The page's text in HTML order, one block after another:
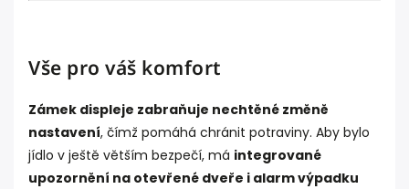
Vše pro váš komfort
Zámek displeje zabraňuje nechtěné změně
nastavení, čímž pomáhá chránit potraviny. Aby bylo
jídlo v ještě větším bezpečí, má integrované
upozornění na otevřené dveře i alarm výpadku